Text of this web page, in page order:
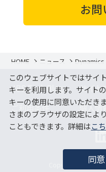
お問
HOME ニュース Dynamics
JBS Tech Blog サイト
ご利用条件
個人情
Copyright (C)
このウェブサイトではサイ
キーを利用します。サイト
キーの使用に同意いただき
さまのブラウザの設定によ
こともできます。詳細はこ
同